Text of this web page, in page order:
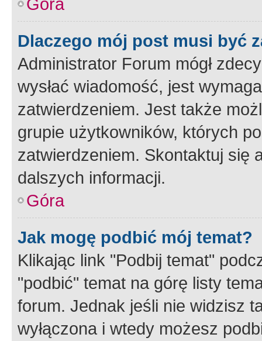
Dlaczego mój post musi być
Administrator Forum mógł
wysłać wiadomość, jest
zatwierdzeniem. Jest także
grupie użytkowników, których
zatwierdzeniem. Skontaktuj się
dalszych informacji.
Góra
Jak mogę podbić mój temat?
Klikając link "Podbij temat"
"podbić" temat na górę listy
forum. Jednak jeśli nie widzisz
wyłączona i wtedy możesz